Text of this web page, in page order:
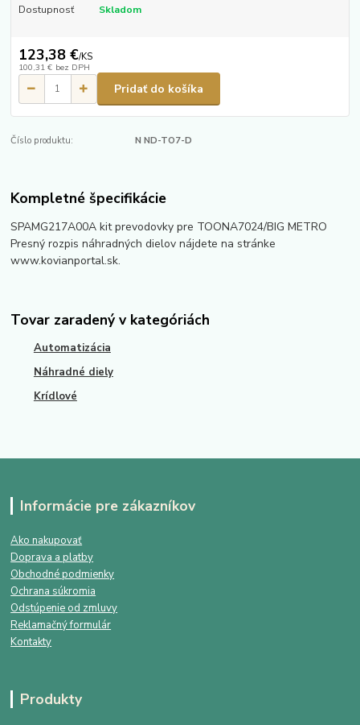
Dostupnosť Skladom
123,38 €/KS
100,31 € bez DPH
Pridať do košíka
Číslo produktu: N ND-TO7-D
Kompletné špecifikácie
SPAMG217A00A kit prevodovky pre TOONA7024/BIG METRO
Presný rozpis náhradných dielov nájdete na stránke
www.kovianportal.sk.
Tovar zaradený v kategóriách
Automatizácia
Náhradné diely
Krídlové
Informácie pre zákazníkov
Ako nakupovať
Doprava a platby
Obchodné podmienky
Ochrana súkromia
Odstúpenie od zmluvy
Reklamačný formulár
Kontakty
Produkty